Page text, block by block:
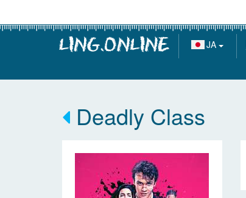
JA
Deadly Class